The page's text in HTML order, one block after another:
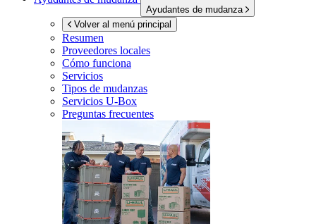
Ayudantes de mudanza
Volver al menú principal
Resumen
Proveedores locales
Cómo funciona
Servicios
Tipos de mudanzas
Servicios U-Box
Preguntas frecuentes